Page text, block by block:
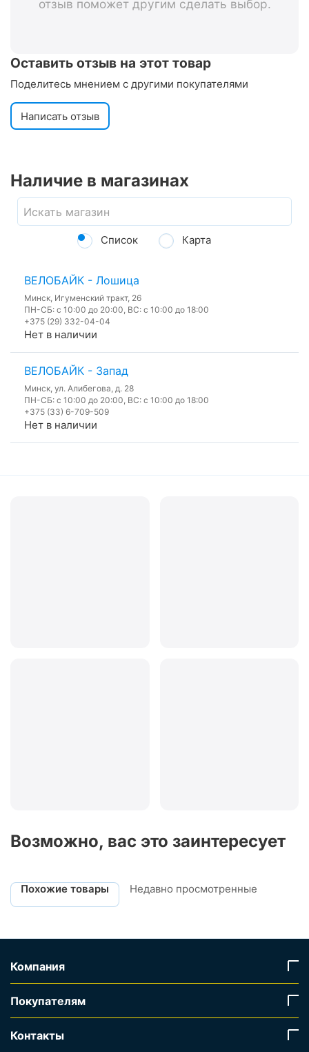
отзыв поможет другим сделать выбор.
Оставить отзыв на этот товар
Поделитесь мнением с другими покупателями
Написать отзыв
Наличие в магазинах
Список Карта
ВЕЛОБАЙК - Лошица
Минск, Игуменский тракт, 26
ПН-СБ: с 10:00 до 20:00, ВС: с 10:00 до 18:00
+375 (29) 332-04-04
Нет в наличии
ВЕЛОБАЙК - Запад
Минск, ул. Алибегова, д. 28
ПН-СБ: с 10:00 до 20:00, ВС: с 10:00 до 18:00
+375 (33) 6-709-509
Нет в наличии
Возможно, вас это заинтересует
Похожие товары Недавно просмотренные
Компания
Покупателям
Контакты